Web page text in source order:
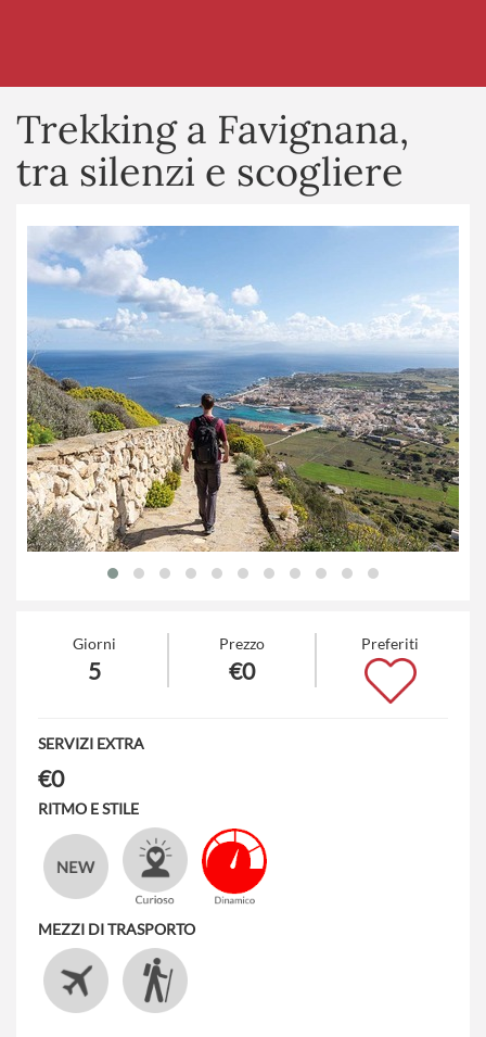
Trekking a Favignana,
tra silenzi e scogliere
Giorni
5
Prezzo
€0
Preferiti
SERVIZI EXTRA
€0
RITMO E STILE
MEZZI DI TRASPORTO